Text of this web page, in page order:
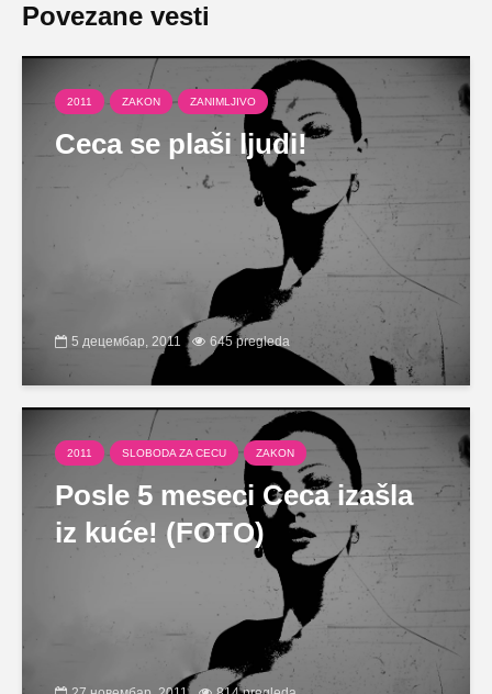
Povezane vesti
2011 ZAKON ZANIMLJIVO
Ceca se plaši ljudi!
5 децембар, 2011 645 pregleda
2011 SLOBODA ZA CECU ZAKON
Posle 5 meseci Ceca izašla
iz kuće! (FOTO)